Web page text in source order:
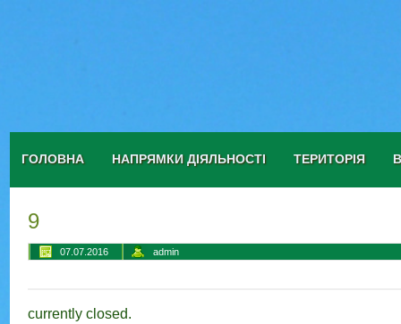
ГОЛОВНА НАПРЯМКИ ДІЯЛЬНОСТІ ТЕРИТОРІЯ
9
07.07.2016 admin
currently closed.